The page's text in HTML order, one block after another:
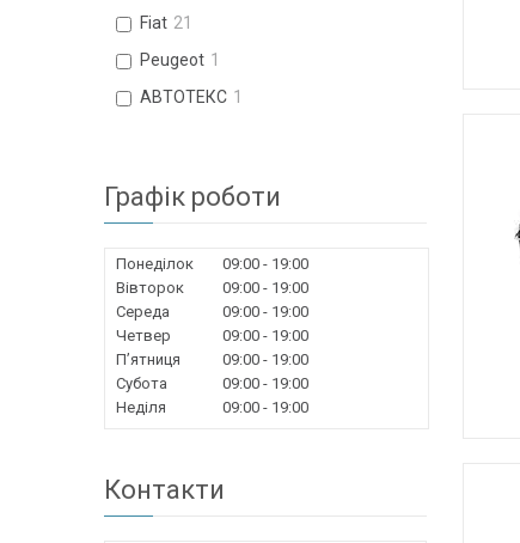
Fiat 21
Peugeot 1
АВТОТЕКС 1
Графік роботи
Понеділок 09:00
19:00
Вівторок
09:00
19:00
Середа
09:00
19:00
Четвер
09:00
19:00
Пʼятниця
09:00
19:00
Субота
09:00
19:00
Неділя
09:00 19:00
Контакти